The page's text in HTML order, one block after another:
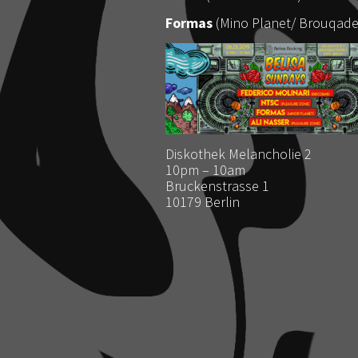
Formas (Mino Planet/
Diskothek Melancholie 2
10pm – 10am
Bruckenstrasse 1
10179 Berlin